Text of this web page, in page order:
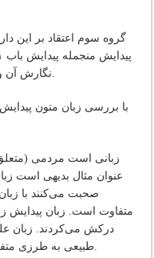
گروه سوم اعتقاد بر این
نگارش آن و فرهنگ نویسنده و مخاطبین آن را فهمید.
عنوان مثال بدیهی است
صحبت می‌کنند با
متفاوت است. زبان پیدایش
درکش می‌کردند. زبان
طبیعی به طرزی متفاوت از زبان الاهیاتی و مردمی می‌پردازد.